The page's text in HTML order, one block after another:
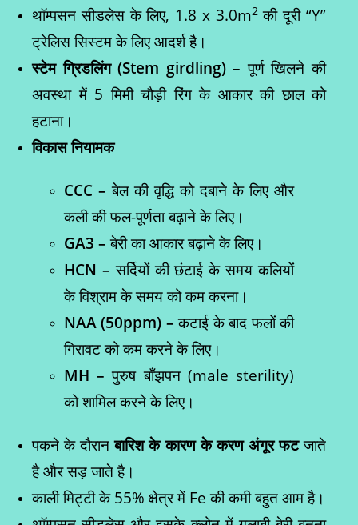
थॉम्पसन सीडलेस के लिए, 1.8 x 3.0m2की दूरी “Y”
ट्रेलिस सिस्टम के लिए आदर्श है।
स्टेम ग्रिडलिंग (Stem girdling)– पूर्ण खिलने की
अवस्था में 5 मिमी चौड़ी रिंग के आकार की छाल को
हटाना।
विकास नियामक
CCC –बेल की वृद्धि को दबाने के लिए और
कली की फल-पूर्णता बढ़ाने के लिए।
GA3 –बेरी का आकार बढ़ाने के लिए।
HCN –सर्दियों की छंटाई के समय कलियों
के विश्राम के समय को कम करना।
NAA (50ppm) –कटाई के बाद फलों की
गिरावट को कम करने के लिए।
MH –पुरुष बाँझपन (male sterility)
को शामिल करने के लिए।
पकने के दौरानबारिश के कारण के करण अंगूर फटजाते
है और सड़ जाते है।
काली मिट्टी के 55% क्षेत्र में Fe की कमी बहुत आम है।